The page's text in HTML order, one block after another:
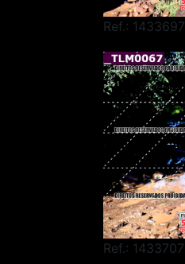
Ref.: 1433697
Ref.: 1433707